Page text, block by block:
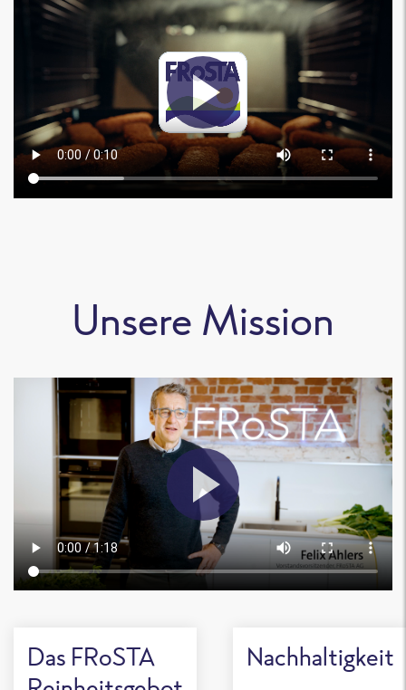
Unsere Mission
Das FRoSTA
Nachhaltigkeit